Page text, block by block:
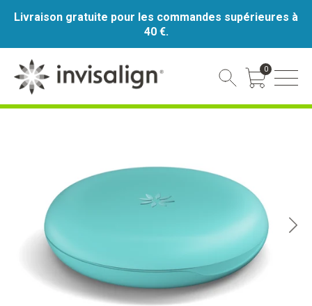
Livraison gratuite pour les commandes supérieures à
40 €.
0